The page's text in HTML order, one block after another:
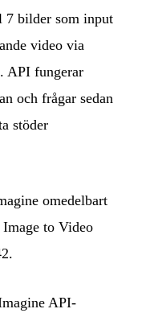
7 bilder som input
video via
. API fungerar
och frågar sedan
stöder
omedelbart
to Video
API-